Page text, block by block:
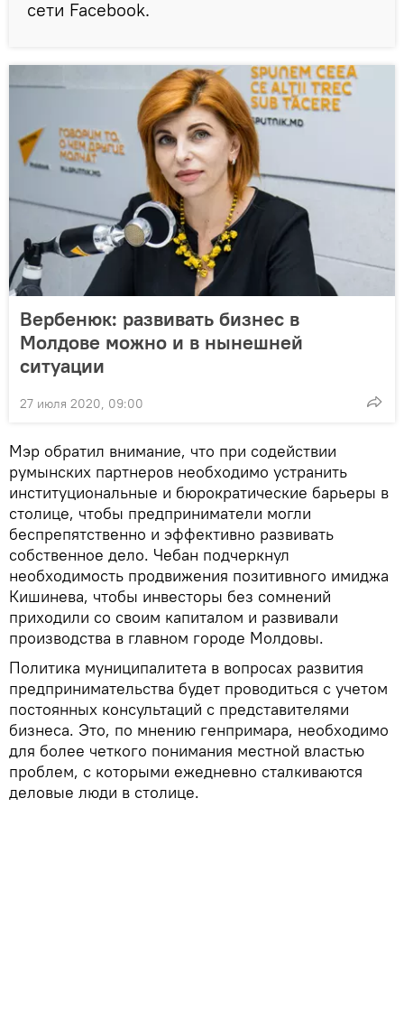
сети Facebook.
Вербенюк: развивать бизнес в
Молдове можно и в нынешней
ситуации
27 июля 2020, 09:00
Мэр обратил внимание, что при содействии
румынских партнеров необходимо устранить
институциональные и бюрократические барьеры в
столице, чтобы предприниматели могли
беспрепятственно и эффективно развивать
собственное дело. Чебан подчеркнул
необходимость продвижения позитивного имиджа
Кишинева, чтобы инвесторы без сомнений
приходили со своим капиталом и развивали
производства в главном городе Молдовы.
Политика муниципалитета в вопросах развития
предпринимательства будет проводиться с учетом
постоянных консультаций с представителями
бизнеса. Это, по мнению генпримара, необходимо
для более четкого понимания местной властью
проблем, с которыми ежедневно сталкиваются
деловые люди в столице.